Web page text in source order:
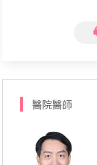
醫院醫師